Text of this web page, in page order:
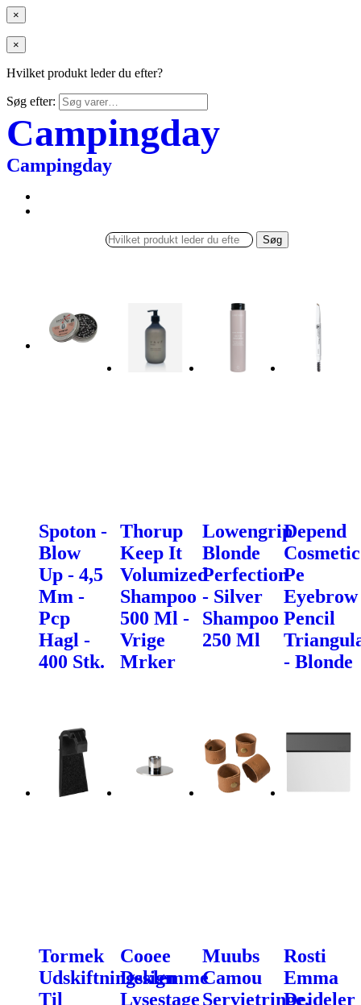
×
×
Hvilket produkt leder du efter?
Søg efter:
Campingday
Campingday
Søg
Spoton -
Blow
Up - 4,5
Mm -
Pcp
Hagl -
400 Stk.
Thorup
Keep It
Volumized
Shampoo
500 Ml -
Vrige
Mrker
Lowengrip
Blonde
Perfection
- Silver
Shampoo
250 Ml
Depend
Cosmetic
Pe
Eyebrow
Pencil
- Blonde
Tormek
Udskiftningsklemme
Til
Cooee
Design
Lysestage
Muubs
Camou
Servietringe,
Rosti
Emma
Dejdeler